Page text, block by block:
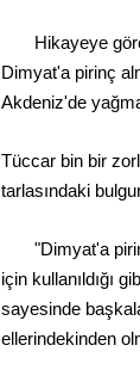
Hikayeye göre
Dimyat'a pirinç
Akdeniz'de
Tüccar bin bir
tarlasındaki
"Dimyat'a
için kullanıldığı
sayesinde
ellerindekinden